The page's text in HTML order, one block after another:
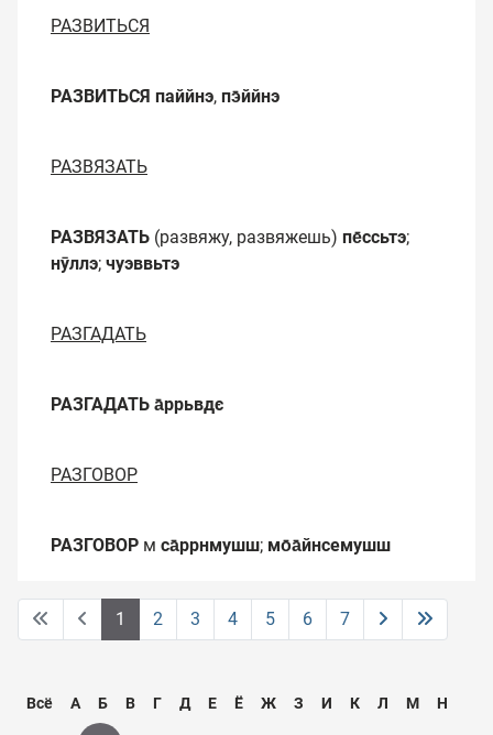
РАЗВИТЬСЯ
РАЗВИТЬСЯ паййнэ, пэ̄ййнэ
РАЗВЯЗАТЬ
РАЗВЯЗАТЬ (развяжу, развяжешь) пе̄ссьтэ;
нӯллэ; чуэввьтэ
РАЗГАДАТЬ
РАЗГАДАТЬ а̄ррьвдє
РАЗГОВОР
РАЗГОВОР м са̄ррнмушш; мо̄а̄йнсемушш
1 2 3 4 5 6 7
Всё А Б В Г Д Е Ё Ж З И К Л М Н